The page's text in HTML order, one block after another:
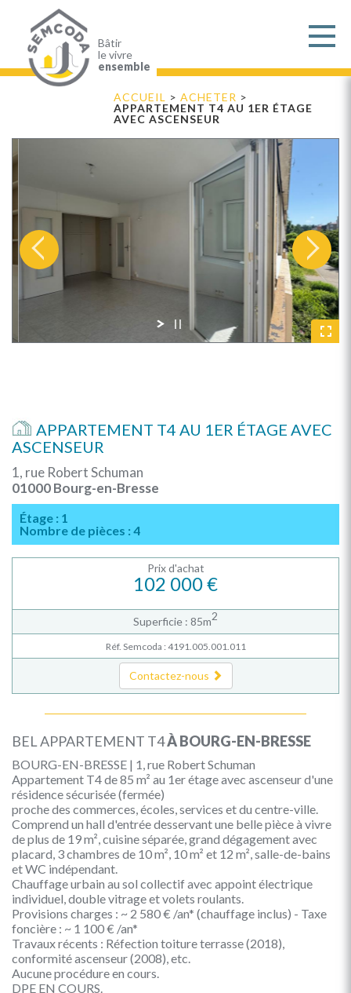
contenu
principal
Bâtir
le vivre
ensemble
ACCUEIL > ACHETER >
APPARTEMENT T4 AU 1ER ÉTAGE
AVEC ASCENSEUR
APPARTEMENT T4 AU 1ER ÉTAGE AVEC
ASCENSEUR
1, rue Robert Schuman
01000 Bourg-en-Bresse
Étage : 1
Nombre de pièces : 4
Prix d'achat
102 000 €
Superficie : 85m2
Réf. Semcoda : 4191.005.001.011
Contactez-nous
BEL APPARTEMENT T4À BOURG-EN-BRESSE
BOURG-EN-BRESSE | 1, rue Robert Schuman
Appartement T4 de 85 m² au 1er étage avec ascenseur d'une
résidence sécurisée (fermée)
proche des commerces, écoles, services et du centre-ville.
Comprend un hall d'entrée desservant une belle pièce à vivre
de plus de 19 m², cuisine séparée, grand dégagement avec
placard, 3 chambres de 10 m², 10 m² et 12 m², salle-de-bains
et WC indépendant.
Chauffage urbain au sol collectif avec appoint électrique
individuel, double vitrage et volets roulants.
Provisions charges : ~ 2 580 € /an* (chauffage inclus) - Taxe
foncière : ~ 1 100 € /an*
Travaux récents : Réfection toiture terrasse (2018),
conformité ascenseur (2008), etc.
Aucune procédure en cours.
DPE EN COURS.